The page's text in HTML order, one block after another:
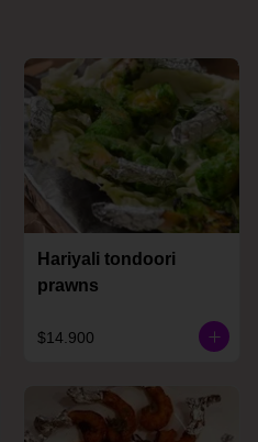
Hariyali tondoori
prawns
$14.900